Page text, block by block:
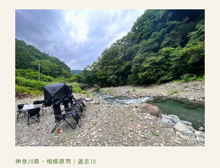
神奈川県・相模原市｜道志川